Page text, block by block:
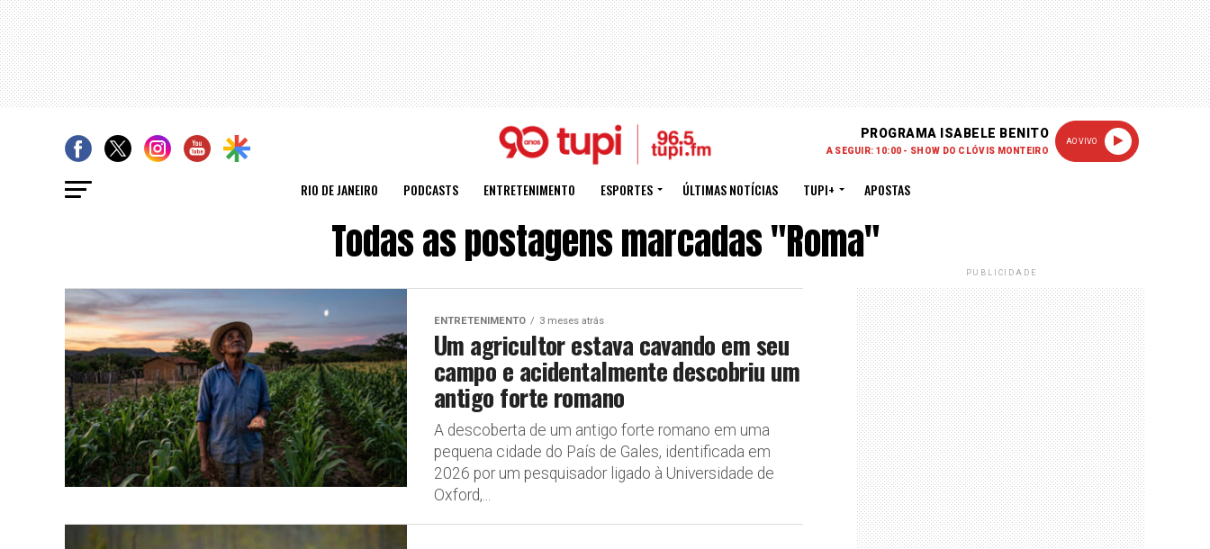
PROGRAMA ISABELE BENITO
A SEGUIR: 10:00 - SHOW DO CLÓVIS MONTEIRO
AO VIVO
RIO DE JANEIRO PODCASTS ENTRETENIMENTO ESPORTES ÚLTIMAS NOTÍCIAS TUPI+ APOSTAS
Todas as postagens marcadas "Roma"
ENTRETENIMENTO 3 meses atrás
Um agricultor estava cavando em seu
campo e acidentalmente descobriu um
antigo forte romano
A descoberta de um antigo forte romano em uma
pequena cidade do País de Gales, identificada em
2026 por um pesquisador ligado à Universidade de
Oxford,...
PUBLICIDADE